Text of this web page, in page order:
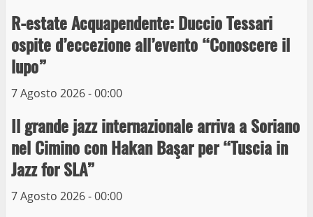
R-estate Acquapendente: Duccio Tessari
ospite d’eccezione all’evento “Conoscere il
lupo”
7 Agosto 2026 - 00:00
Il grande jazz internazionale arriva a Soriano
nel Cimino con Hakan Başar per “Tuscia in
Jazz for SLA”
7 Agosto 2026 - 00:00
4
Prorogata la mostra dei bozzetti di
Museo dei Portici
6
Trasporto pubblico locale, trasferimento
capolinea al terminal Riello dal 15 al 17
15 Giugno 2023